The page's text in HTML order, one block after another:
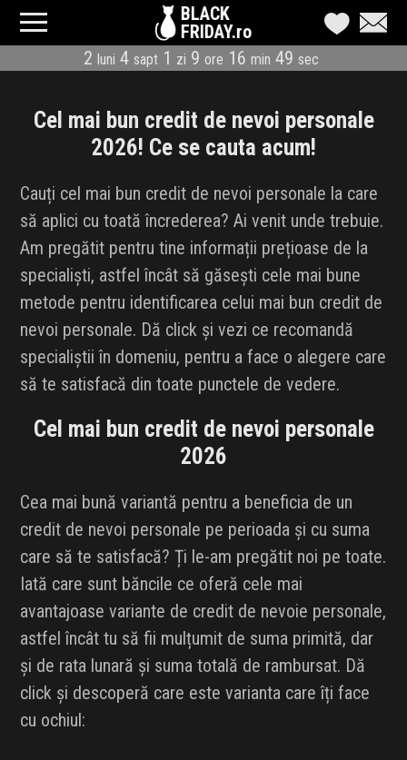
BLACK
FRIDAY.ro
2 luni 4 sapt 1 zi 9 ore 16 min 48 sec
CATEGORII
MAGAZINE
ÎNSCRIE MAGAZIN
LIVE BLOG
REDUCERI
CODURI REDUCERE
CÂND E BLACK FRIDAY
ABONARE NEWSLETTER
INFLUENCER SQUAD
IDEI DE CADOURI
ȘTIRI
FAVORITE
Cel mai bun credit de nevoi personale
2026! Ce se cauta acum!
Cauți cel mai bun credit de nevoi personale la care
să aplici cu toată încrederea? Ai venit unde trebuie.
Am pregătit pentru tine informații prețioase de la
specialiști, astfel încât să găsești cele mai bune
metode pentru identificarea celui mai bun credit de
nevoi personale. Dă click și vezi ce recomandă
specialiștii în domeniu, pentru a face o alegere care
să te satisfacă din toate punctele de vedere.
Cel mai bun credit de nevoi personale
2026
Cea mai bună variantă pentru a beneficia de un
credit de nevoi personale pe perioada și cu suma
care să te satisfacă? Ți le-am pregătit noi pe toate.
Iată care sunt băncile ce oferă cele mai
avantajoase variante de credit de nevoie personale,
astfel încât tu să fii mulțumit de suma primită, dar
și de rata lunară și suma totală de rambursat. Dă
click și descoperă care este varianta care îți face
cu ochiul: